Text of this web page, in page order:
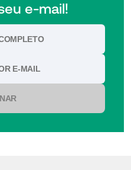
e-mail!